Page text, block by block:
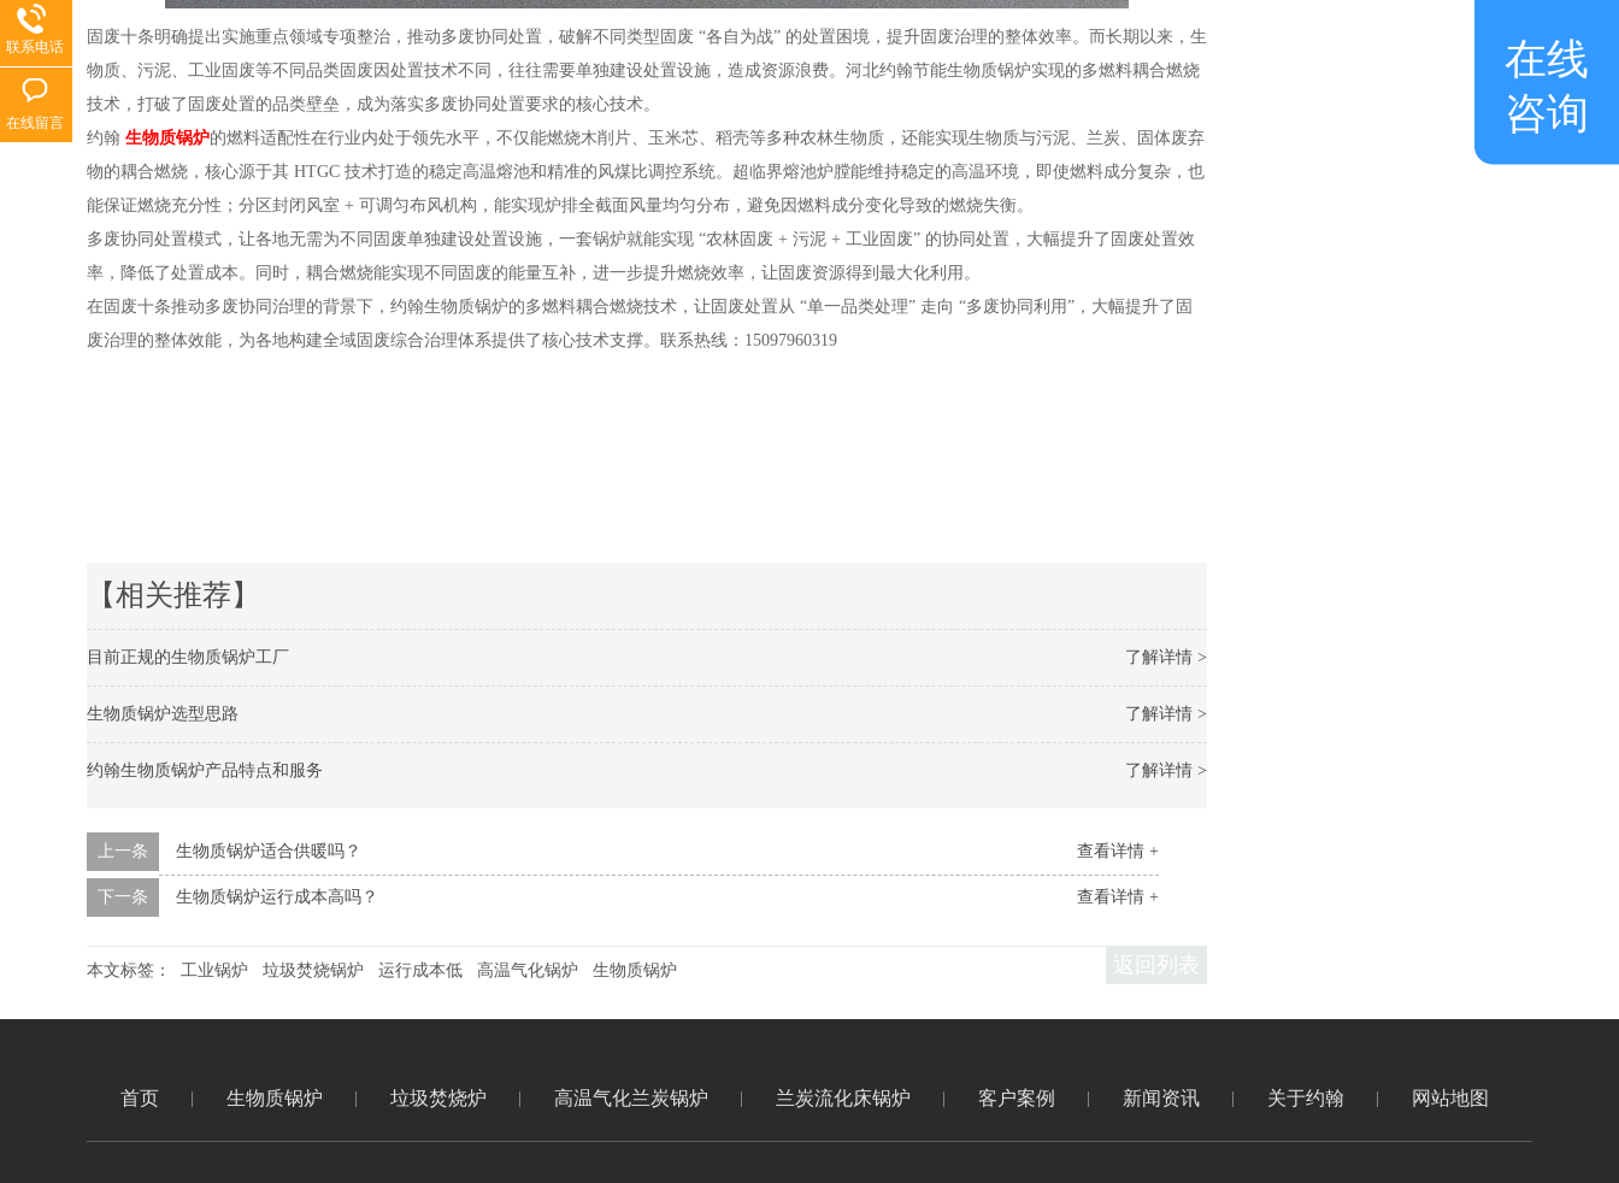
固废十条明确提出实施重点领域专项整治，推动多废协同处置，破解不同类型固废 “各自为战” 的处置困境，提升固废治理的整体效率。而长期以来，生
物质、污泥、工业固废等不同品类固废因处置技术不同，往往需要单独建设处置设施，造成资源浪费。河北约翰节能生物质锅炉实现的多燃料耦合燃烧
技术，打破了固废处置的品类壁垒，成为落实多废协同处置要求的核心技术。
约翰 生物质锅炉的燃料适配性在行业内处于领先水平，不仅能燃烧木削片、玉米芯、稻壳等多种农林生物质，还能实现生物质与污泥、兰炭、固体废弃
物的耦合燃烧，核心源于其 HTGC 技术打造的稳定高温熔池和精准的风煤比调控系统。超临界熔池炉膛能维持稳定的高温环境，即使燃料成分复杂，也
能保证燃烧充分性；分区封闭风室 + 可调匀布风机构，能实现炉排全截面风量均匀分布，避免因燃料成分变化导致的燃烧失衡。
多废协同处置模式，让各地无需为不同固废单独建设处置设施，一套锅炉就能实现 “农林固废 + 污泥 + 工业固废” 的协同处置，大幅提升了固废处置效
率，降低了处置成本。同时，耦合燃烧能实现不同固废的能量互补，进一步提升燃烧效率，让固废资源得到最大化利用。
在固废十条推动多废协同治理的背景下，约翰生物质锅炉的多燃料耦合燃烧技术，让固废处置从 “单一品类处理” 走向 “多废协同利用”，大幅提升了固
废治理的整体效能，为各地构建全域固废综合治理体系提供了核心技术支撑。联系热线：15097960319
【相关推荐】
了解详情 >
目前正规的生物质锅炉工厂
了解详情 >
生物质锅炉选型思路
了解详情 >
约翰生物质锅炉产品特点和服务
查看详情 +
上一条 生物质锅炉适合供暖吗？
查看详情 +
下一条 生物质锅炉运行成本高吗？
返回列表
本文标签： 工业锅炉 垃圾焚烧锅炉 运行成本低 高温气化锅炉 生物质锅炉
首页 生物质锅炉 垃圾焚烧炉 高温气化兰炭锅炉 兰炭流化床锅炉 客户案例 新闻资讯 关于约翰 网站地图
联系电话
在线留言
在线
咨询